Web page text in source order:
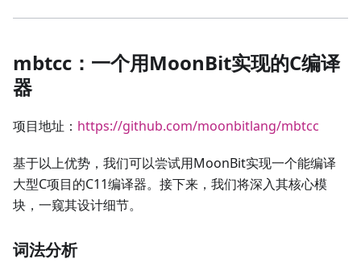
mbtcc：一个用MoonBit实现的C编译
器
项目地址： https://github.com/moonbitlang/mbtcc
基于以上优势，我们可以尝试用MoonBit实现一个能编译
大型C项目的C11编译器。接下来，我们将深入其核心模
块，一窥其设计细节。
词法分析